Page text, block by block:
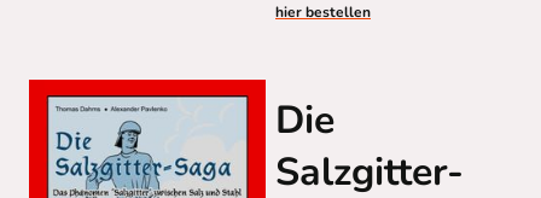
hier bestellen
Die
Salzgitter-